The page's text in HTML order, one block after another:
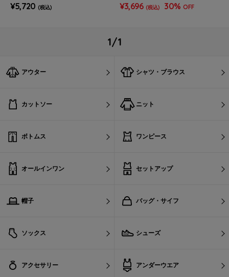
¥5,720 (税込) ¥3,696 (税込) 30% OFF
1/1
アウター シャツ・ブラウス
カットソー ニット
ボトムス ワンピース
オールインワン セットアップ
帽子 バッグ・サイフ
ソックス シューズ
アクセサリー アンダーウエア